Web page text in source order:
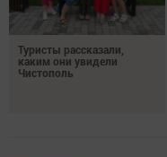
Туристы рассказали,
каким они увидели
Чистополь